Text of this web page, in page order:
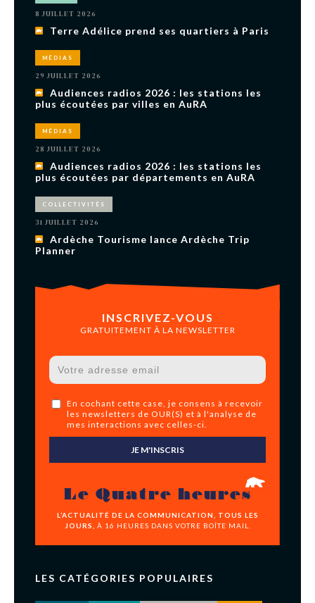
8 JUILLET 2026
Terre Adélice prend ses quartiers à Paris
MÉDIAS
29 JUILLET 2026
Audiences radios 2026 : les stations les
plus écoutées par villes en AuRA
MÉDIAS
28 JUILLET 2026
Audiences radios 2026 : les stations les
plus écoutées par départements en AuRA
COLLECTIVITÉS
31 JUILLET 2026
Ardèche Tourisme lance Ardèche Trip
Planner
INSCRIVEZ-VOUS
GRATUITEMENT À LA NEWSLETTER
En cochant cette case, je consens à recevoir
les newsletters de OUR(S) et à l'analyse de
mes interactions avec celles-ci.
JE M'INSCRIS
Le Quatre heures
L’ACTUALITÉ DE LA COMMUNICATION, TOUS LES
JOURS,
À 16 HEURES DANS VOTRE BOÎTE MAIL.
LES CATÉGORIES POPULAIRES